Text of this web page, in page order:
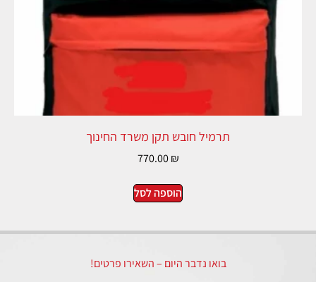
תרמיל חובש תקן משרד החינוך
770.00₪
הוספה לסל
בואו נדבר היום – השאירו פרטים!